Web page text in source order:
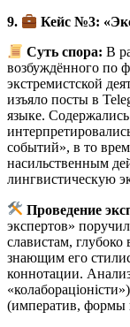
9. Кейс №3:
Суть спора: В
возбуждённого по
экстремистской
изъяло посты в
языке.
событий», в то
насильственным
лингвистическую
Проведение
экспертов»
славистам,
знающим его
коннотации.
(императив, формы